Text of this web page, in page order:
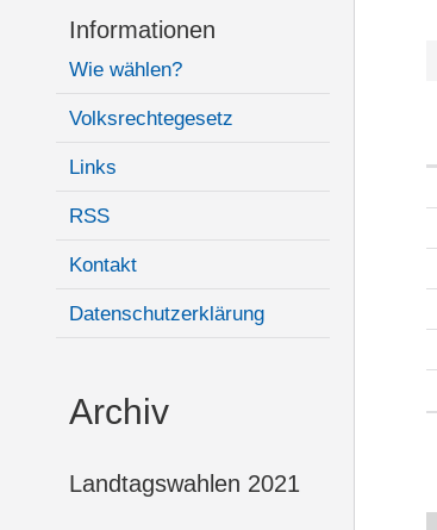
Informationen
Wie wählen?
Volksrechtegesetz
Links
RSS
Kontakt
Datenschutzerklärung
Archiv
Landtagswahlen 2021